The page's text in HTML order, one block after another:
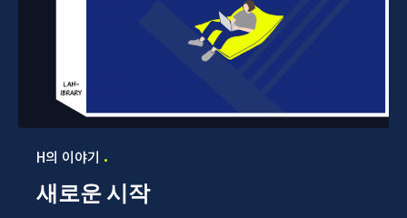
H의 이야기
새로운 시작